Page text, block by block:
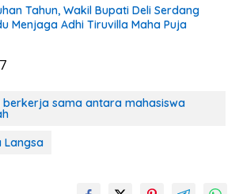
Tahun, Wakil Bupati Deli Serdang
Menjaga Adhi Tiruvilla Maha Puja
sama antara mahasiswa
Langsa